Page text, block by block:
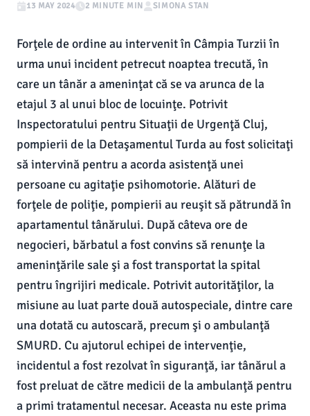
13 MAY 2024 2 MINUTE MIN SIMONA STAN
Forţele de ordine au intervenit în Câmpia Turzii în
urma unui incident petrecut noaptea trecută, în
care un tânăr a ameninţat că se va arunca de la
etajul 3 al unui bloc de locuinţe. Potrivit
Inspectoratului pentru Situaţii de Urgenţă Cluj,
pompierii de la Detaşamentul Turda au fost solicitaţi
să intervină pentru a acorda asistenţă unei
persoane cu agitaţie psihomotorie. Alături de
forţele de poliţie, pompierii au reuşit să pătrundă în
apartamentul tânărului. După câteva ore de
negocieri, bărbatul a fost convins să renunţe la
ameninţările sale şi a fost transportat la spital
pentru îngrijiri medicale. Potrivit autorităţilor, la
misiune au luat parte două autospeciale, dintre care
una dotată cu autoscară, precum şi o ambulanţă
SMURD. Cu ajutorul echipei de intervenţie,
incidentul a fost rezolvat în siguranţă, iar tânărul a
fost preluat de către medicii de la ambulanţă pentru
a primi tratamentul necesar. Aceasta nu este prima